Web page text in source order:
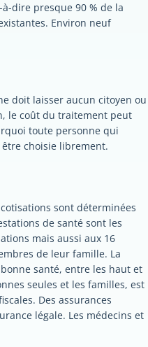
à-dire presque 90 % de la
Environ neuf
doit laisser aucun citoyen ou
le coût du traitement peut
toute personne qui
choisie librement.
sont déterminées
de santé sont les
mais aussi aux 16
de leur famille. La
santé, entre les haut et
seules et les familles, est
Des assurances
légale. Les médecins et